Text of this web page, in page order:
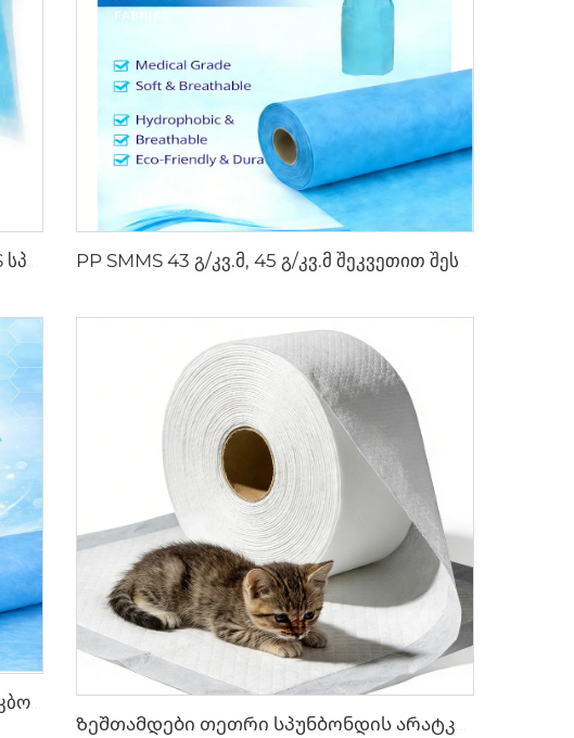
Ოპერაციული დრაპი SMMS SMS არატკბობილი ნახატის როლიკი XINGDI ქარხანა